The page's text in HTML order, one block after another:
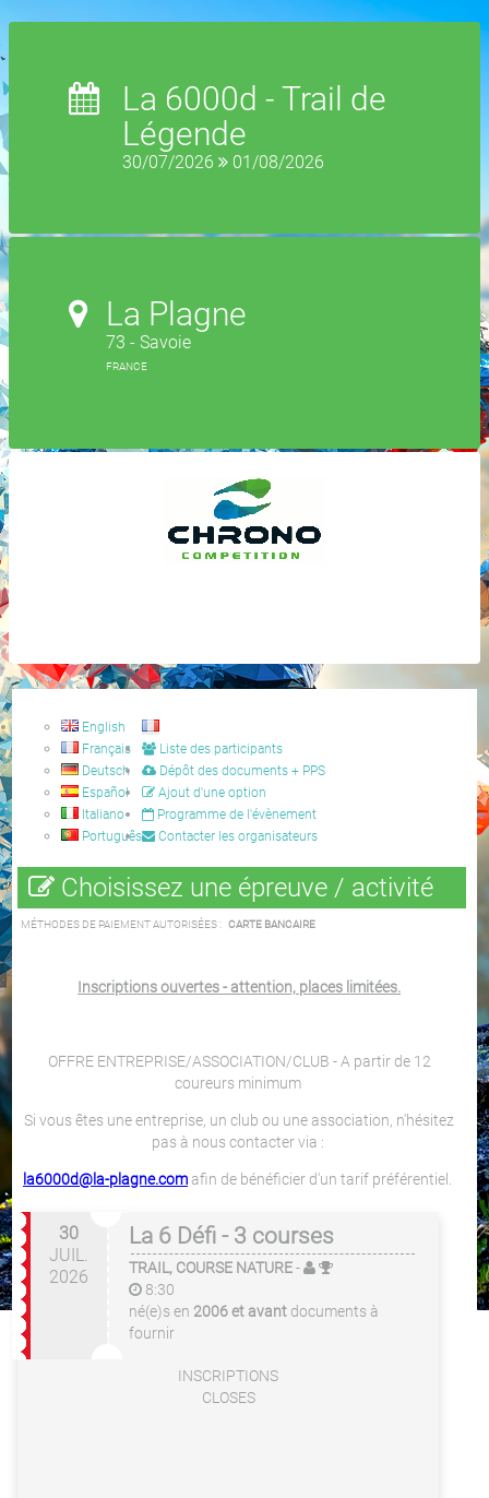
La 6000d - Trail de
Légende
30/07/2026 01/08/2026
La Plagne
73 - Savoie
FRANCE
English
Français
Deutsch
Español
Italiano
Português
Liste des participants
Dépôt des documents + PPS
Ajout d'une option
Programme de l'évènement
Contacter les organisateurs
Choisissez une épreuve / activité
MÉTHODES DE PAIEMENT AUTORISÉES : CARTE BANCAIRE
Inscriptions ouvertes - attention, places limitées.
OFFRE ENTREPRISE/ASSOCIATION/CLUB - A partir de 12
coureurs minimum
Si vous êtes une entreprise, un club ou une association, n'hésitez
pas à nous contacter via :
la6000d@la-plagne.comafin de bénéficier d'un tarif préférentiel.
30
JUIL.
2026
La 6 Défi - 3 courses
TRAIL, COURSE NATURE-
8:30
né(e)s en 2006 et avant documents à
fournir
INSCRIPTIONS
CLOSES